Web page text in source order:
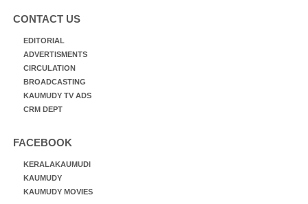
CONTACT US
EDITORIAL
ADVERTISMENTS
CIRCULATION
BROADCASTING
KAUMUDY TV ADS
CRM DEPT
FACEBOOK
KERALAKAUMUDI
KAUMUDY
KAUMUDY MOVIES